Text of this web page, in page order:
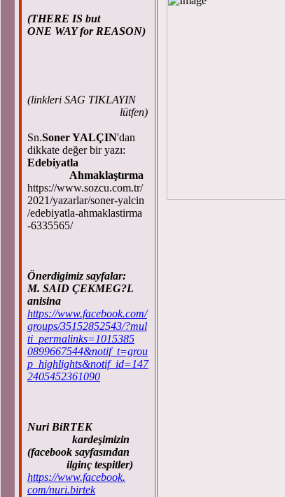
(THERE IS but
ONE WAY for REASON)
(linkleri SAG TIKLAYIN
lütfen)
Sn.Soner YALÇIN'dan
dikkate değer bir yazı:
Edebiyatla
Ahmaklaştırma
https://www.sozcu.com.tr/
2021/yazarlar/soner-yalcin
/edebiyatla-ahmaklastirma
-6335565/
Önerdigimiz sayfalar:
M. SAID ÇEKMEG?L
anisina
https://www.facebook.com/
groups/35152852543/?mul
ti_permalinks=1015385
0899667544&notif_t=grou
p_highlights&notif_id=147
2405452361090
Nuri BiRTEK
kardeşimizin
(facebook sayfasından
ilginç tespitler)
https://www.facebook.
com/nuri.birtek